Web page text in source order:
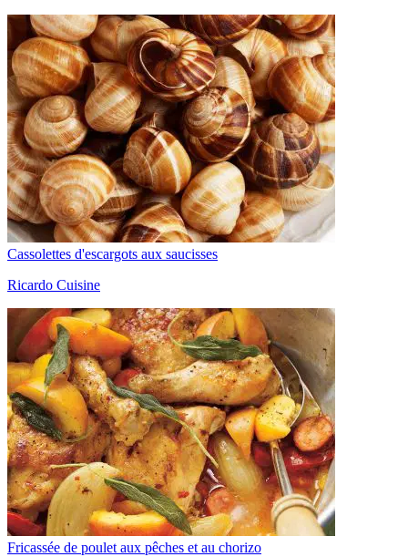
Cassolettes d'escargots aux saucisses
Ricardo Cuisine
Fricassée de poulet aux pêches et au chorizo